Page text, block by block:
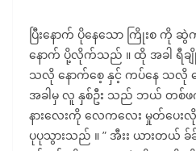
ပြီးနောက် ပိုနေသော ကြိုးစ ကို
နောက် ပို့လိုက်သည် ။ ထို အခါ ရီခ
သလို နောက်စေ့ နှင့် ကပ်နေ သလို
အခါမှ လူ နှစ်ဦး သည် ဘယ် တစ်
နားလေးကို လေကလေး မှုတ်ပေး
ပုပုသွားသည် ။ ” အီးး ယားတယ် ခ်ခ်